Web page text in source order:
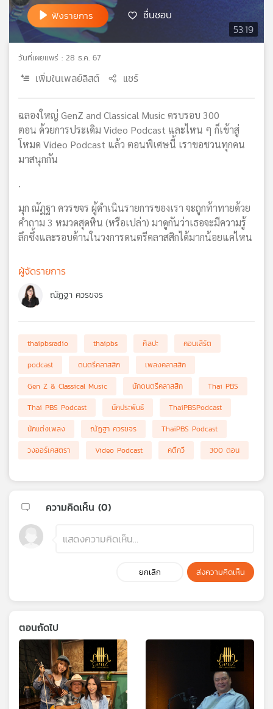
แผนที่
เครือ
ข่าย
53:19
ฟังรายการ ชื่นชอบ
วันที่เผยแพร่ : 28 ธ.ค. 67
เพิ่มในเพลย์ลิสต์ แชร์
ฉลองใหญ่ GenZ and Classical Music ครบรอบ 300
ตอน ด้วยการประเดิม Video Podcast และไหน ๆ ก็เข้าสู่
โหมด Video Podcast แล้ว ตอนพิเศษนี้ เราขอชวนทุกคน
มาสนุกกัน
.
มุก ณัฏฐา ควรขจร ผู้ดำเนินรายการของเรา จะถูกท้าทายด้วย
คำถาม 3 หมวดสุดหิน (หรือเปล่า) มาดูกันว่าเธอจะมีความรู้
ลึกซึ้งและรอบด้านในวงการดนตรีคลาสสิกได้มากน้อยแค่ไหน
ผู้จัดรายการ
ณัฏฐา ควรขจร
thaipbsradio thaipbs ศิลปะ
คอนเสิร์ต
podcast
ดนตรีคลาสสิก
เพลงคลาสสิก
Gen Z & Classical Music
นักดนตรีคลาสสิก
Thai PBS
Thai PBS Podcast
นักประพันธ์
ThaiPBSPodcast
นักแต่งเพลง
ณัฏฐา ควรขจร
ThaiPBS Podcast
วงออร์เคสตรา
Video Podcast คตีกวี 300 ตอน
ความคิดเห็น (0)
ยกเลิก ส่งความคิดเห็น
ตอนถัดไป